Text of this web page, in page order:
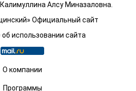
Алсу Миназаловна.
Официальный сайт
использовании сайта
О компании
Программы